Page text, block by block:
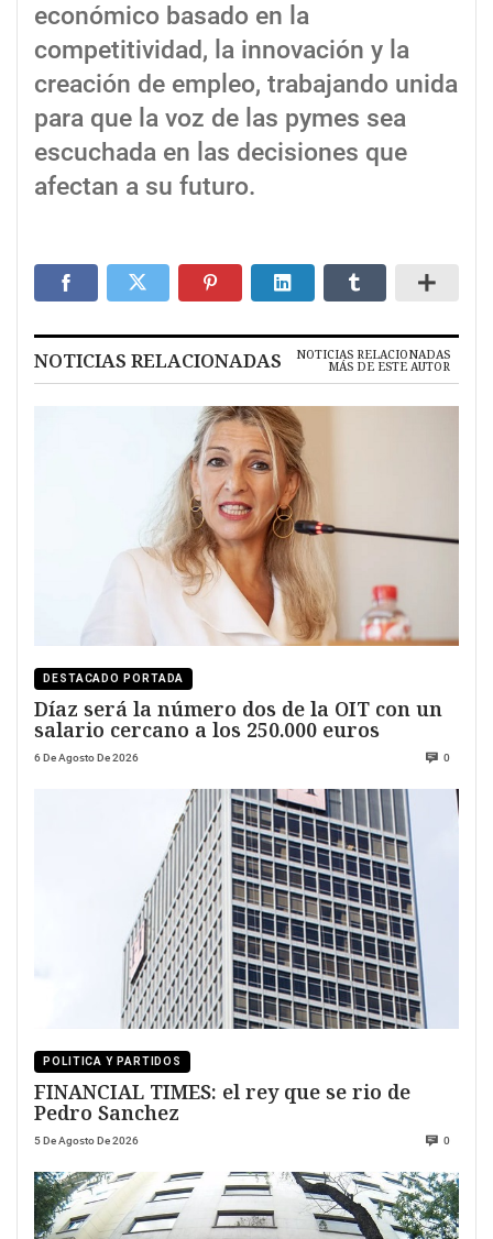
económico basado en la
competitividad, la innovación y la
creación de empleo, trabajando unida
para que la voz de las pymes sea
escuchada en las decisiones que
afectan a su futuro.
NOTICIAS RELACIONADAS NOTICIAS RELACIONADAS
MÁS DE ESTE AUTOR
DESTACADO PORTADA
Díaz será la número dos de la OIT con un
salario cercano a los 250.000 euros
6 De Agosto De 2026 0
POLITICA Y PARTIDOS
FINANCIAL TIMES: el rey que se rio de
Pedro Sanchez
5 De Agosto De 2026 0